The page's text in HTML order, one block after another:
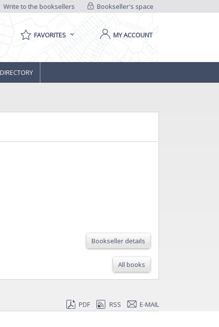
Bookseller's space
Write to the booksellers
FAVORITES MY ACCOUNT
Bookseller details
All books
PDF RSS E-MAIL